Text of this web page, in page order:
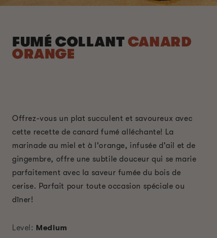
FUMÉ COLLANT CANARD
ORANGE
Offrez-vous un plat succulent et savoureux avec
cette recette de canard fumé alléchante! La
marinade au miel et à l'orange, infusée d'ail et de
gingembre, offre une subtile douceur qui se marie
parfaitement avec la saveur fumée du bois de
cerise. Parfait pour toute occasion spéciale ou
dîner!
Level: Medium